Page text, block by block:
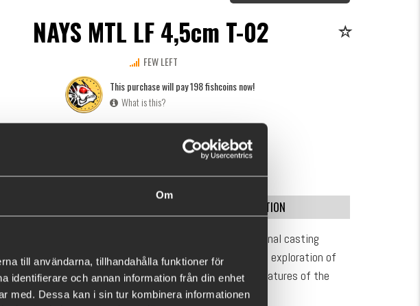
Om
till användarna, tillhandahålla funktioner för
identifierare och annan information från din enhet
med. Dessa kan i sin tur kombinera informationen
NAYS MTL LF 4,5cm T-02
FEW LEFT
This purchase will pay 198 fishcoins now!
What is this?
(€9.96)
BUY
OK
SPECIFICATION
to its compact, lead-free design that achieves exceptional casting
and its fast sinking speed, this lure enables efficient exploration of
areas and depths for active predators. One of the features of the
LF is its adjustable vibration.